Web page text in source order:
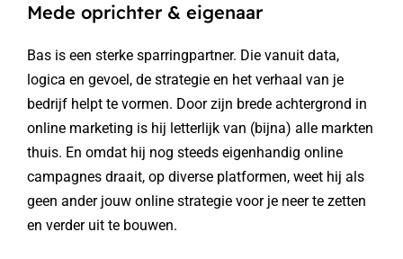
Mede oprichter & eigenaar
Bas is een sterke sparringpartner. Die vanuit data,
logica en gevoel, de strategie en het verhaal van je
bedrijf helpt te vormen. Door zijn brede achtergrond in
online marketing is hij letterlijk van (bijna) alle markten
thuis. En omdat hij nog steeds eigenhandig online
campagnes draait, op diverse platformen, weet hij als
geen ander jouw online strategie voor je neer te zetten
en verder uit te bouwen.